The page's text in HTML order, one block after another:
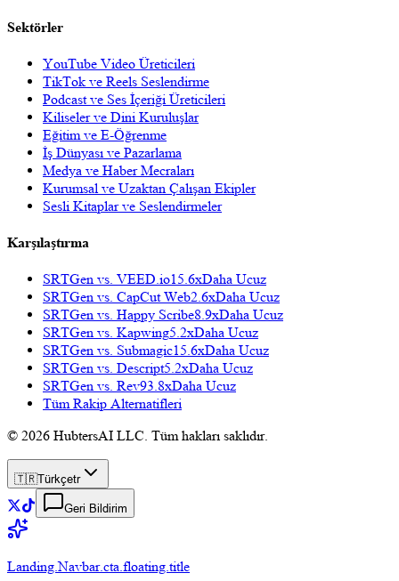
Sektörler
YouTube Video Üreticileri
TikTok ve Reels Seslendirme
Podcast ve Ses İçeriği Üreticileri
Kiliseler ve Dini Kuruluşlar
Eğitim ve E-Öğrenme
İş Dünyası ve Pazarlama
Medya ve Haber Mecraları
Kurumsal ve Uzaktan Çalışan Ekipler
Sesli Kitaplar ve Seslendirmeler
Karşılaştırma
SRTGen vs. VEED.io15.6xDaha Ucuz
SRTGen vs. CapCut Web2.6xDaha Ucuz
SRTGen vs. Happy Scribe8.9xDaha Ucuz
SRTGen vs. Kapwing5.2xDaha Ucuz
SRTGen vs. Submagic15.6xDaha Ucuz
SRTGen vs. Descript5.2xDaha Ucuz
SRTGen vs. Rev93.8xDaha Ucuz
Tüm Rakip Alternatifleri
© 2026 HubtersAI LLC. Tüm hakları saklıdır.
🇹🇷Türkçetr
Geri Bildirim
Landing.Navbar.cta.floating.title